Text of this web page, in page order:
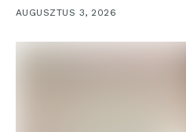
AUGUSZTUS 3, 2026